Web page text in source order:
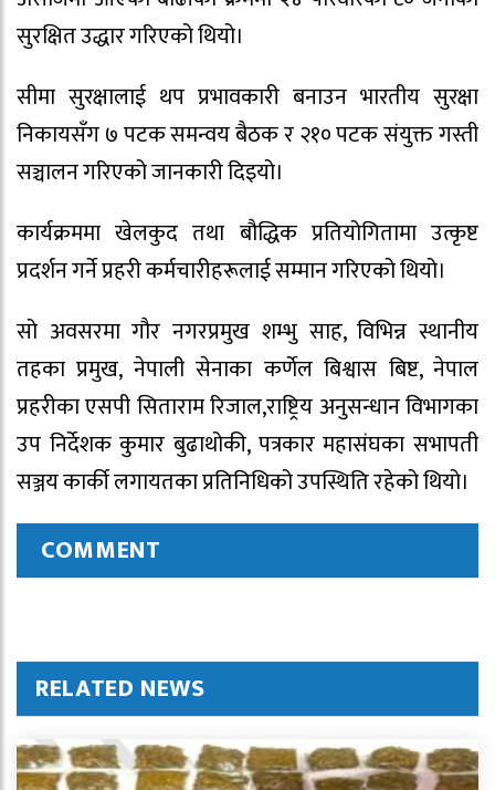
सुरक्षित उद्धार गरिएको थियो।
सीमा सुरक्षालाई थप प्रभावकारी बनाउन भारतीय सुरक्षा
निकायसँग ७ पटक समन्वय बैठक र २१० पटक संयुक्त गस्ती
सञ्चालन गरिएको जानकारी दिइयो।
कार्यक्रममा खेलकुद तथा बौद्धिक प्रतियोगितामा उत्कृष्ट
प्रदर्शन गर्ने प्रहरी कर्मचारीहरूलाई सम्मान गरिएको थियो।
सो अवसरमा गौर नगरप्रमुख शम्भु साह, विभिन्न स्थानीय
तहका प्रमुख, नेपाली सेनाका कर्णेल बिश्वास बिष्ट, नेपाल
प्रहरीका एसपी सिताराम रिजाल,राष्ट्रिय अनुसन्धान विभागका
उप निर्देशक कुमार बुढाथोकी, पत्रकार महासंघका सभापती
सञ्जय कार्की लगायतका प्रतिनिधिको उपस्थिति रहेको थियो।
COMMENT
RELATED NEWS